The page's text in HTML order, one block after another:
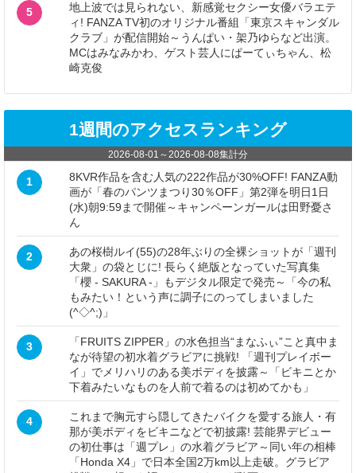
5
地上波では見られない、新感覚セクシー女優バラエテ
ィ! FANZA TV初のオリジナル番組「東京スキャンダル
クラブ」が配信開始～うんぱい・架乃ゆらなど出演。
MCはみなみかわ、ゲスト芸人にぱーてぃちゃん、松
崎克俊
1週間のアクセスランキング
2026-08-01 ～2026-08-08集計分
1
8KVR作品を含む人気の222作品が30%OFF! FANZA動
画が「春のパンツまつり30％OFF」第2弾を明日1日
(水)朝9:59まで開催～キャンペーンガールは田野憂さ
ん
2
あの桜樹ルイ(55)の28年ぶりの全裸ショットが「週刊
大衆」の袋とじに! 長らく絶版となっていた写真集
「櫻 - SAKURA -」もデジタル限定で発売～「今の私
もみたい！という声に調子にのってしまいました
(^◇^;)」
3
「FRUITS ZIPPER」の水色担当“まなふぃ”こと真中ま
なが待望の初水着グラビアに挑戦! 「週刊プレイボー
イ」でメリハリのある美ボディを披露～「ビキニとか
下着みたいなものを人前で着るのは初めてかも」
4
これまで胸元すら隠してきたバイクを愛する旅人・有
那が美ボディをビキニなどで初披露! 芸能界デビュー
の初仕事は「週プレ」の水着グラビア～同い年の相棒
「Honda X4」で日本全国2万km以上走破。グラビア